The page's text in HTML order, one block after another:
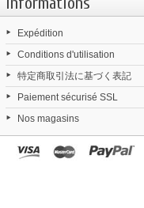
Expédition
Conditions d'utilisation
特定商取引法に基づく表記
Paiement sécurisé SSL
Nos magasins